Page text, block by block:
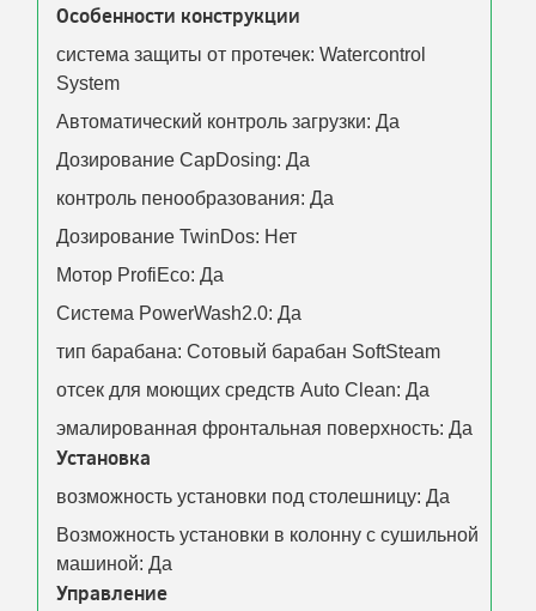
Особенности конструкции
система защиты от протечек: Watercontrol
System
Автоматический контроль загрузки: Да
Дозирование CapDosing: Да
контроль пенообразования: Да
Дозирование TwinDos: Нет
Мотор ProfiEco: Да
Система PowerWash2.0: Да
тип барабана: Сотовый барабан SoftSteam
отсек для моющих средств Auto Clean: Да
эмалированная фронтальная поверхность: Да
Установка
возможность установки под столешницу: Да
Возможность установки в колонну с сушильной
машиной: Да
Управление